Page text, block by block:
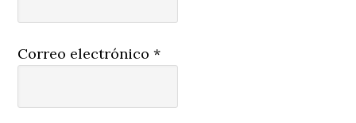
Correo electrónico*